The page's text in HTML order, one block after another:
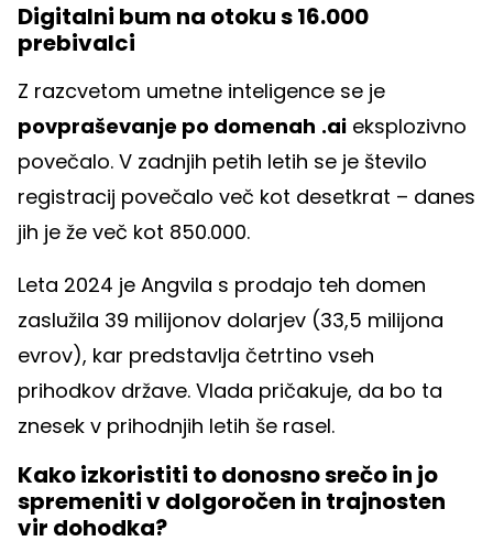
Digitalni bum na otoku s 16.000
prebivalci
Z razcvetom umetne inteligence se je
povpraševanje po domenah .ai eksplozivno
povečalo. V zadnjih petih letih se je število
registracij povečalo več kot desetkrat – danes
jih je že več kot 850.000.
Leta 2024 je Angvila s prodajo teh domen
zaslužila 39 milijonov dolarjev (33,5 milijona
evrov), kar predstavlja četrtino vseh
prihodkov države. Vlada pričakuje, da bo ta
znesek v prihodnjih letih še rasel.
Kako izkoristiti to donosno srečo in jo
spremeniti v dolgoročen in trajnosten
vir dohodka?